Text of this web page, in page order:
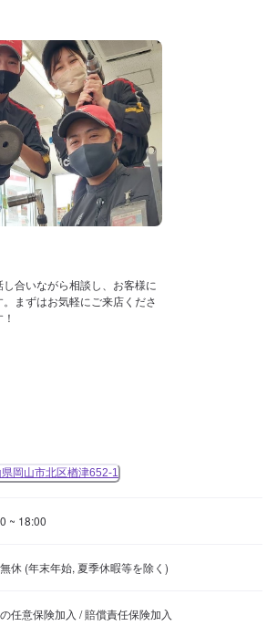
合いながら相談し、お客様に
まずはお気軽にご来店くださ
県岡山市北区楢津652-1
~ 18:00
休 (年末年始, 夏季休暇等を除く)
任意保険加入 / 賠償責任保険加入